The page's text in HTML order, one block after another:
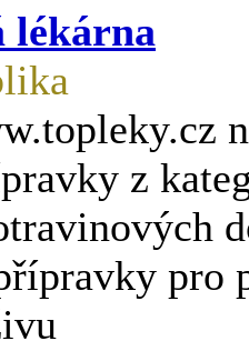
lékárna
z
pro